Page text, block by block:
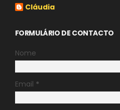
Cláudia
FORMULÁRIO DE CONTACTO
Nome
Email *